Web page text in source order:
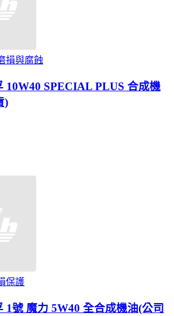
損與腐蝕
10W40 SPECIAL PLUS 合成機
)
保護
號 魔力 5W40 全合成機油(公司